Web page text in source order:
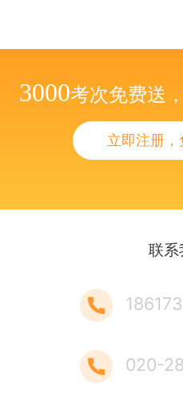
3000考次免费送
立即注册，
联系
020-